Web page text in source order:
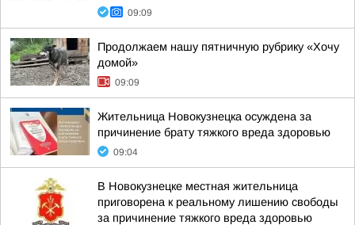
09:09
Продолжаем нашу пятничную рубрику «Хочу
домой»
09:09
Жительница Новокузнецка осуждена за
причинение брату тяжкого вреда здоровью
09:04
В Новокузнецке местная жительница
приговорена к реальному лишению свободы
за причинение тяжкого вреда здоровью